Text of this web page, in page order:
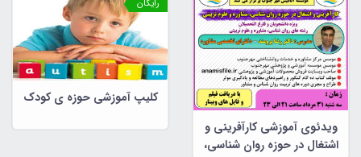
ویدئوی آموزشی کارآفرینی و
اشتغال در حوزه روان شناسی،
رایگان
کلیپ آموزشی حوزه ی کودک